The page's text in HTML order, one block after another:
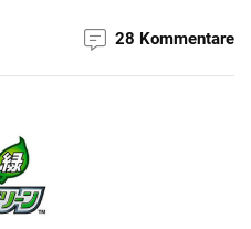
28 Kommentare